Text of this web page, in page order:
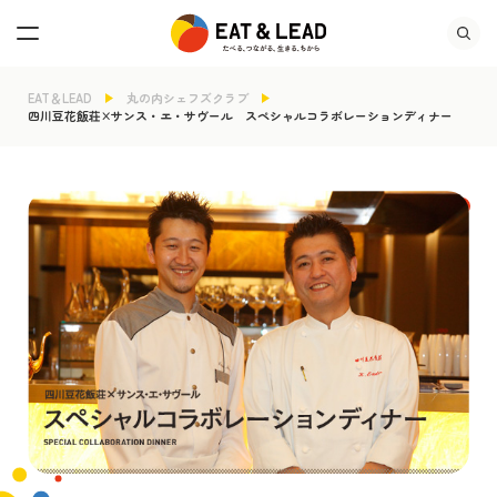
EAT＆LEAD
丸の内シェフズクラブ
四川豆花飯荘×サンス・エ・サヴール スペシャルコラボレーションディナー